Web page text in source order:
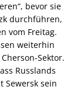
bevor sie
durchführen,
vom Freitag.
weiterhin
Sektor.
Russlands
Sewersk sein